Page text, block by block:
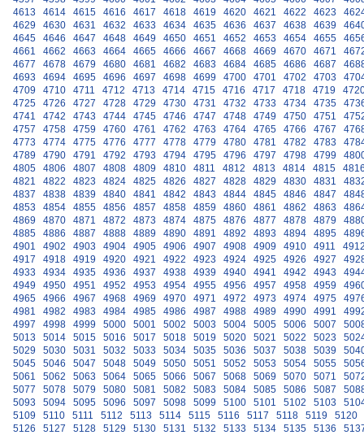
4613
4614 4615 4616 4617 4618 4619 4620 4621 4622 4623
4629
4630 4631 4632 4633 4634 4635 4636 4637 4638 4639
4645
4646 4647 4648 4649 4650 4651 4652 4653 4654 4655
4661
4662 4663 4664 4665 4666 4667 4668 4669 4670 4671
4677
4678 4679 4680 4681 4682 4683 4684 4685 4686 4687
4693
4694 4695 4696 4697 4698 4699 4700 4701 4702 4703
4709
4710 4711 4712 4713 4714 4715 4716 4717 4718 4719
4725
4726 4727 4728 4729 4730 4731 4732 4733 4734 4735
4741
4742 4743 4744 4745 4746 4747 4748 4749 4750 4751
4757
4758 4759 4760 4761 4762 4763 4764 4765 4766 4767
4773
4774 4775 4776 4777 4778 4779 4780 4781 4782 4783
4789
4790 4791 4792 4793 4794 4795 4796 4797 4798 4799
4805
4806 4807 4808 4809 4810 4811 4812 4813 4814 4815
4821
4822 4823 4824 4825 4826 4827 4828 4829 4830 4831
4837
4838 4839 4840 4841 4842 4843 4844 4845 4846 4847
4853
4854 4855 4856 4857 4858 4859 4860 4861 4862 4863
4869
4870 4871 4872 4873 4874 4875 4876 4877 4878 4879
4885
4886 4887 4888 4889 4890 4891 4892 4893 4894 4895
4901
4902 4903 4904 4905 4906 4907 4908 4909 4910 4911
4917
4918 4919 4920 4921 4922 4923 4924 4925 4926 4927
4933
4934 4935 4936 4937 4938 4939 4940 4941 4942 4943
4949
4950 4951 4952 4953 4954 4955 4956 4957 4958 4959
4965
4966 4967 4968 4969 4970 4971 4972 4973 4974 4975
4981
4982 4983 4984 4985 4986 4987 4988 4989 4990 4991
4997
4998 4999 5000 5001 5002 5003 5004 5005 5006 5007
5013
5014 5015 5016 5017 5018 5019 5020 5021 5022 5023
5029
5030 5031 5032 5033 5034 5035 5036 5037 5038 5039
5045
5046 5047 5048 5049 5050 5051 5052 5053 5054 5055
5061
5062 5063 5064 5065 5066 5067 5068 5069 5070 5071
5077
5078 5079 5080 5081 5082 5083 5084 5085 5086 5087
5093
5094 5095 5096 5097 5098 5099 5100 5101 5102 5103
5109
5110 5111 5112 5113 5114 5115 5116 5117 5118 5119
5120
5126
5127 5128 5129 5130 5131 5132 5133 5134 5135 5136